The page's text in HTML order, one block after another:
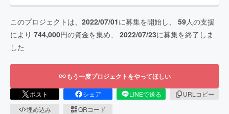
このプロジェクトは、 2022/07/01に募集を開始し、 59人の支援
により 744,000円の資金を集め、 2022/07/23に募集を終了しま
した
もう一度プロジェクトをやってほしい
ポスト シェア LINEで送る
URLコピー
埋め込み
QRコード